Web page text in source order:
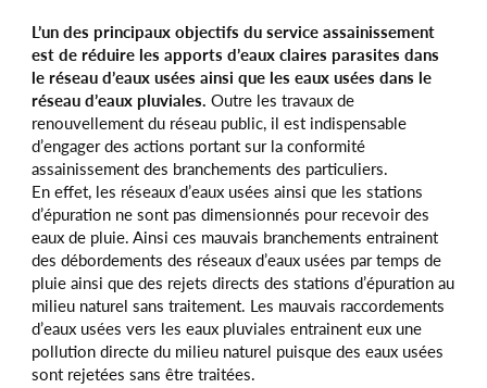
L’un des principaux objectifs du service assainissement
est de réduire les apports d’eaux claires parasites dans
le réseau d’eaux usées ainsi que les eaux usées dans le
réseau d’eaux pluviales. Outre les travaux de
renouvellement du réseau public, il est indispensable
d’engager des actions portant sur la conformité
assainissement des branchements des particuliers.
En effet, les réseaux d’eaux usées ainsi que les stations
d’épuration ne sont pas dimensionnés pour recevoir des
eaux de pluie. Ainsi ces mauvais branchements entrainent
des débordements des réseaux d’eaux usées par temps de
pluie ainsi que des rejets directs des stations d’épuration au
milieu naturel sans traitement. Les mauvais raccordements
d’eaux usées vers les eaux pluviales entrainent eux une
pollution directe du milieu naturel puisque des eaux usées
sont rejetées sans être traitées.